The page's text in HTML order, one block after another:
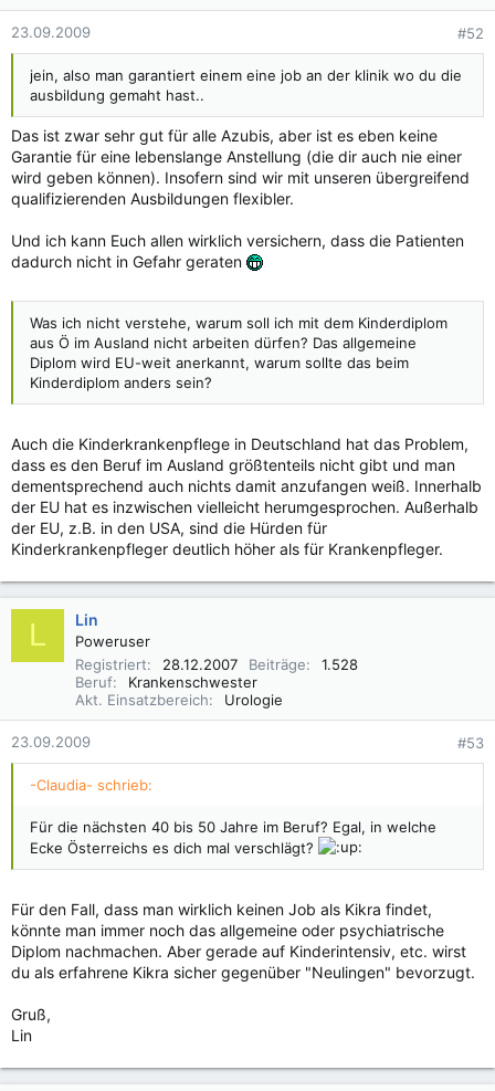
23.09.2009 #52
jein, also man garantiert einem eine job an der klinik wo du die
ausbildung gemaht hast..
Das ist zwar sehr gut für alle Azubis, aber ist es eben keine
Garantie für eine lebenslange Anstellung (die dir auch nie einer
wird geben können). Insofern sind wir mit unseren übergreifend
qualifizierenden Ausbildungen flexibler.
Und ich kann Euch allen wirklich versichern, dass die Patienten
dadurch nicht in Gefahr geraten
Was ich nicht verstehe, warum soll ich mit dem Kinderdiplom
aus Ö im Ausland nicht arbeiten dürfen? Das allgemeine
Diplom wird EU-weit anerkannt, warum sollte das beim
Kinderdiplom anders sein?
Auch die Kinderkrankenpflege in Deutschland hat das Problem,
dass es den Beruf im Ausland größtenteils nicht gibt und man
dementsprechend auch nichts damit anzufangen weiß. Innerhalb
der EU hat es inzwischen vielleicht herumgesprochen. Außerhalb
der EU, z.B. in den USA, sind die Hürden für
Kinderkrankenpfleger deutlich höher als für Krankenpfleger.
L Lin
Poweruser
Registriert
28.12.2007 Beiträge
1.528
Beruf
Krankenschwester
Akt. Einsatzbereich
Urologie
23.09.2009 #53
-Claudia- schrieb:
Für die nächsten 40 bis 50 Jahre im Beruf? Egal, in welche
Ecke Österreichs es dich mal verschlägt?
Für den Fall, dass man wirklich keinen Job als Kikra findet,
könnte man immer noch das allgemeine oder psychiatrische
Diplom nachmachen. Aber gerade auf Kinderintensiv, etc. wirst
du als erfahrene Kikra sicher gegenüber "Neulingen" bevorzugt.
Gruß,
Lin